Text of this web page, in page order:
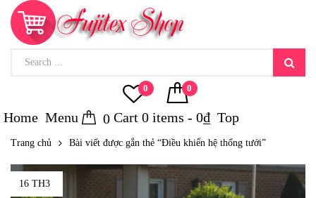
0 0
Home Menu 0 Cart 0 items - 0₫ Top
Trang chủ Bài viết được gắn thẻ “Điều khiển hệ thống tưới”
16 TH3